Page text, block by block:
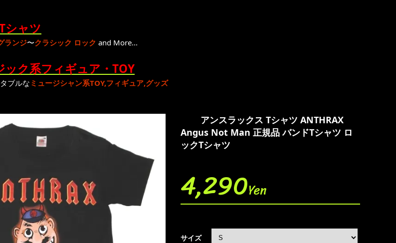
シャツ
ランジ〜クラシック ロック and More...
ック系フィギュア・TOY
ブルな ミュージシャン系TOY,フィギュア,グッズ
アンスラックス Tシャツ ANTHRAX
Angus Not Man 正規品 バンドTシャツ ロ
ックTシャツ
4,290Yen
サイズ